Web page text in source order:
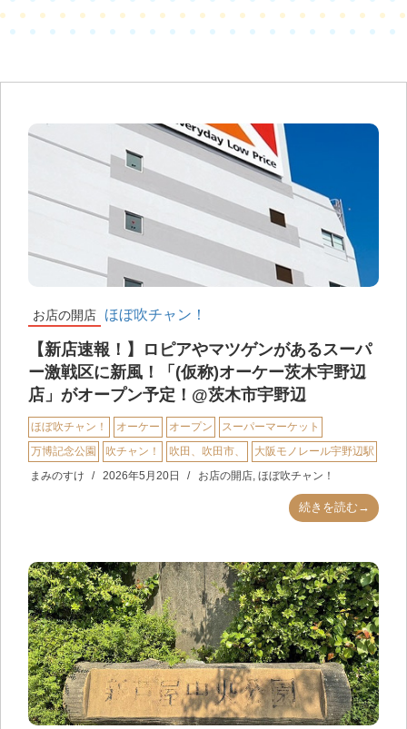
お店の開店 ほぼ吹チャン！
【新店速報！】ロピアやマツゲンがあるスーパ
ー激戦区に新風！「(仮称)オーケー茨木宇野辺
店」がオープン予定！@茨木市宇野辺
ほぼ吹チャン！ オーケー オープン
スーパーマーケット
万博記念公園
吹チャン！ 吹田、吹田市、
大阪モノレール宇野辺駅
まみのすけ
2026年5月20日 お店の開店 ほぼ吹チャン！
続きを読む→